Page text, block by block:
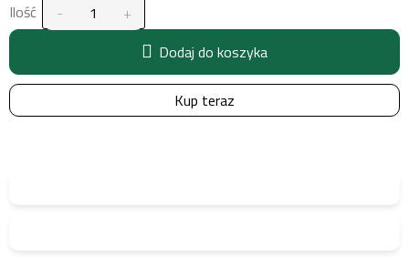
Ilość
Dodaj do koszyka
Kup teraz